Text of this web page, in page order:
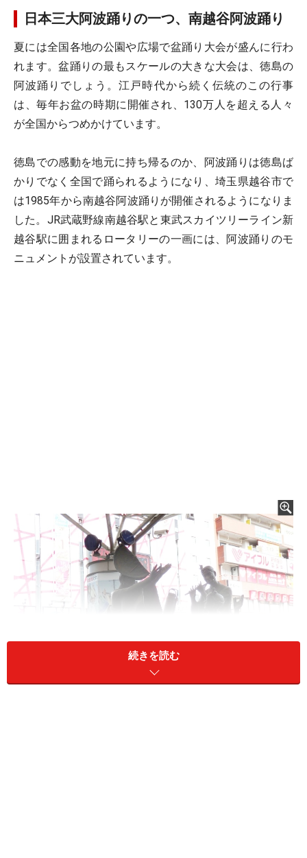
日本三大阿波踊りの一つ、南越谷阿波踊り
夏には全国各地の公園や広場で盆踊り大会が盛んに行わ
れます。盆踊りの最もスケールの大きな大会は、徳島の
阿波踊りでしょう。江戸時代から続く伝統のこの行事
は、毎年お盆の時期に開催され、130万人を超える人々
が全国からつめかけています。
徳島での感動を地元に持ち帰るのか、阿波踊りは徳島ば
かりでなく全国で踊られるようになり、埼玉県越谷市で
は1985年から南越谷阿波踊りが開催されるようになりま
した。JR武蔵野線南越谷駅と東武スカイツリーライン新
越谷駅に囲まれるロータリーの一画には、阿波踊りのモ
ニュメントが設置されています。
続きを読む